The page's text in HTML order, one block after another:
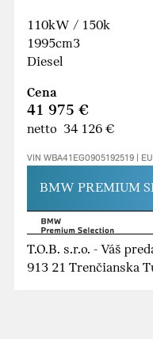
110kW / 150k
1995cm3
Diesel
Cena
41 975 €
netto 34 126 €
VIN WBA41EG0905192519 |
BMW PREMIUM
T.O.B. s.r.o. - Váš
913 21 Trenčianska